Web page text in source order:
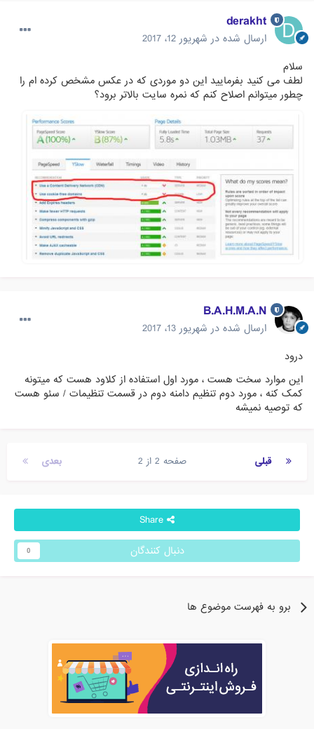
derakht
ارسال شده در شهریور 12، 2017
سلام
لطف می کنید بفرمایید این دو موردی که در عکس مشخص کرده ام را
چطور میتوانم اصلاح کنم که نمره سایت بالاتر برود؟
B.A.H.M.A.N
ارسال شده در شهریور 13، 2017
درود
این موارد سخت هست ، مورد اول استفاده از کلاود هست که میتونه
کمک کنه ، مورد دوم تنظیم دامنه دوم در قسمت تنظیمات / سئو هست
که توصیه نمیشه
قبلی بعدی صفحه 2 از 2
Share
دنبال کنندگان
برو به فهرست موضوع ها